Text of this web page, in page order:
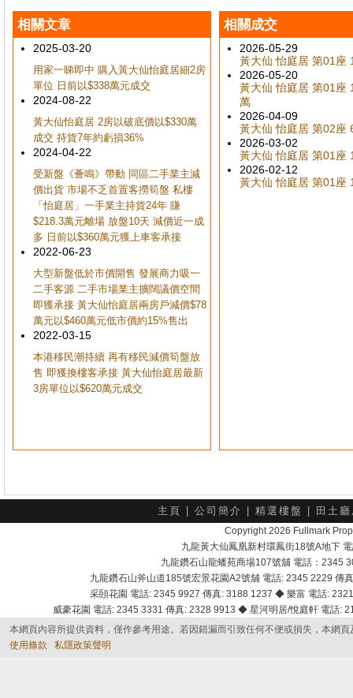
相關文章
2025-03-20
用家一睇即中 購入黃大仙怡庭居細2房
單位 日前以$338萬元成交
2024-08-22
黃大仙怡庭居 2房以破底價以$330萬
成交 持貨7年約虧損36%
2024-04-22
受新盤《薈鳴》帶動 同區二手業主減
價出貨 市場不乏首置客撈筍盤 私樓
「怡庭居」一手業主持貨24年 賺
$218.3萬元離場 放盤10天 減價近一成
多 日前以$360萬元獲上車客承接
2022-06-23
大型新盤低於市價開售 發展商力吸一
二手客源 二手市場業主擴闊議價空間
即獲承接 黃大仙怡庭居兩房戶減價$78
萬元以$460萬元低市價約15%售出
2022-03-15
本港移民潮持續 再有移民減價筍盤放
售 即獲換樓客承接 黃大仙怡庭居最新
3房單位以$620萬元成交
相關成交
2026-05-29
黃大仙 怡庭居 第01座
2026-05-20
黃大仙 怡庭居 第01座
萬
2026-04-09
黃大仙 怡庭居 第02座
2026-03-02
黃大仙 怡庭居 第01座
2026-02-12
黃大仙 怡庭居 第01座
主頁 公司簡介 精選樓盤 田土
Copyright 2026 Fullmark
九龍黃大仙鳳凰新村環鳳街18號A地下
九龍鑽石山龍蟠苑商場107號舖 電話：2345
九龍鑽石山斧山道185號宏景花園A2號舖 電話: 2345 2229
采頣花園 電話: 2345 9927 傳真: 3188 1237 ◆ 樂富 電話:
威豪花園 電話: 2345 3331 傳真: 2328 9913 ◆ 星河明居/悅庭軒 電話
本網頁內容所提供資料，僅作參考用途。若因錯漏而引致任何不便或損失，本網
使用條款
私隱政策聲明